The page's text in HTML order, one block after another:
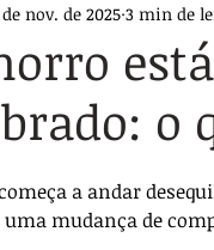
Felina Oncologia
Dermatologia
Sutura
o
nov. de 2025 3 min de
a andar
uma mudança de